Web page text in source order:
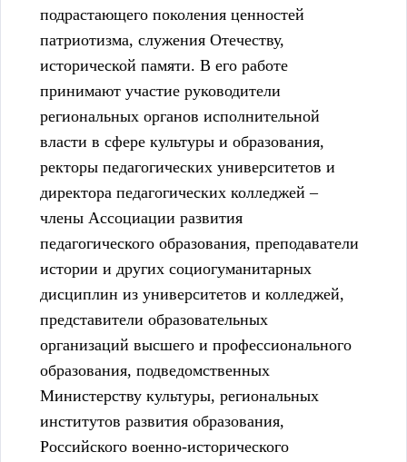
подрастающего поколения ценностей
патриотизма, служения Отечеству,
исторической памяти. В его работе
принимают участие руководители
региональных органов исполнительной
власти в сфере культуры и образования,
ректоры педагогических университетов и
директора педагогических колледжей –
члены Ассоциации развития
педагогического образования, преподаватели
истории и других социогуманитарных
дисциплин из университетов и колледжей,
представители образовательных
организаций высшего и профессионального
образования, подведомственных
Министерству культуры, региональных
институтов развития образования,
Российского военно-исторического